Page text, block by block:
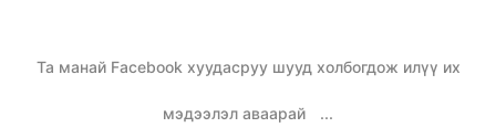
Та манай Facebook хуудасруу шууд холбогдож илүү их
мэдээлэл аваарай ...